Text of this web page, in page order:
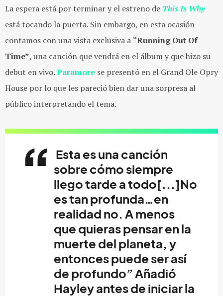
La espera está por terminar y el estreno de This Is Why
está tocando la puerta. Sin embargo, en esta ocasión
contamos con una vista exclusiva a “Running Out Of
Time”, una canción que vendrá en el álbum y que hizo su
debut en vivo.Paramore se presentó en el Grand Ole Opry
House por lo que les pareció bien dar una sorpresa al
público interpretando el tema.
Esta es una canción
sobre cómo siempre
llego tarde a todo[...]No
es tan profunda…en
realidad no. A menos
que quieras pensar en la
muerte del planeta, y
entonces puede ser así
de profundo” Añadió
Hayleyantes de iniciar la